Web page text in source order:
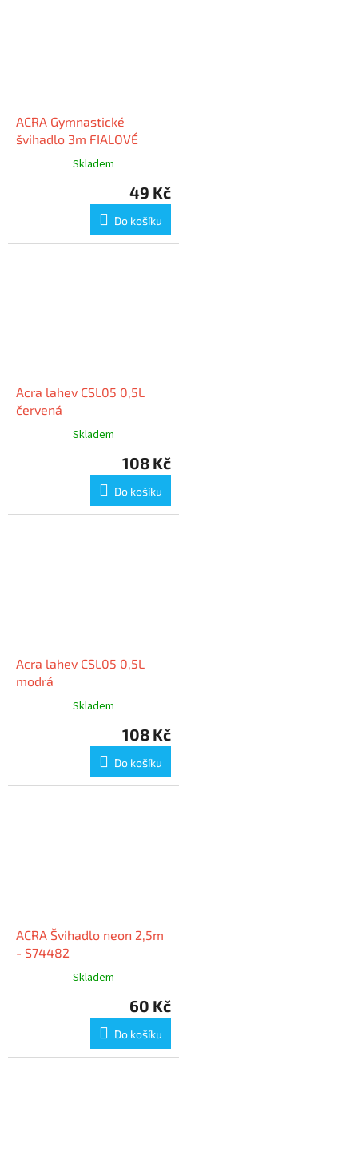
ACRA Gymnastické
švihadlo 3m FIALOVÉ
Skladem
49 Kč
Do košíku
Acra lahev CSL05 0,5L
červená
Skladem
108 Kč
Do košíku
Acra lahev CSL05 0,5L
modrá
Skladem
108 Kč
Do košíku
ACRA Švihadlo neon 2,5m
- S74482
Skladem
60 Kč
Do košíku